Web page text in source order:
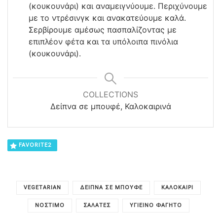
(κουκουνάρι) και αναμειγνύουμε. Περιχύνουμε
με το ντρέσινγκ και ανακατεύουμε καλά.
Σερβίρουμε αμέσως πασπαλίζοντας με
επιπλέον φέτα και τα υπόλοιπα πινόλια
(κουκουνάρι).
COLLECTIONS
Δείπνα σε μπουφέ, Καλοκαιρινά
FAVORITE2
VEGETARIAN ΔΕΊΠΝΑ ΣΕ ΜΠΟΥΦΈ ΚΑΛΟΚΑΊΡΙ
ΝΌΣΤΙΜΟ ΣΑΛΆΤΕΣ ΥΓΙΕΙΝΌ ΦΑΓΗΤΌ